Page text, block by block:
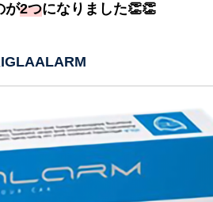
が2つになりました👏👏